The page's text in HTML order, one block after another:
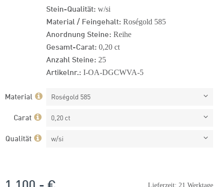
Stein-Qualität: w/si
Material / Feingehalt: Roségold 585
Anordnung Steine: Reihe
Gesamt-Carat: 0,20 ct
Anzahl Steine: 25
Artikelnr.: I-OA-DGCWVA-5
Material Roségold 585
Carat 0,20 ct
Qualität w/si
Lieferzeit: 21 Werktage
1.100,- €